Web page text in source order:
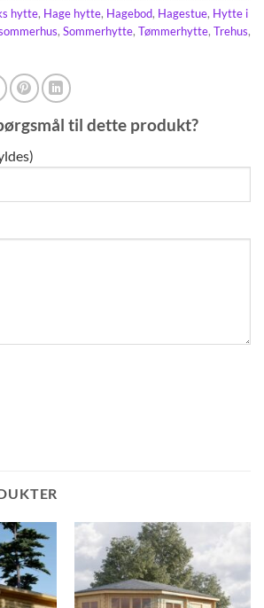
hytte, Hage hytte, Hagebod, Hagestue, Hytte i
, Sommerhytte, Tømmerhytte, Trehus,
til dette produkt?